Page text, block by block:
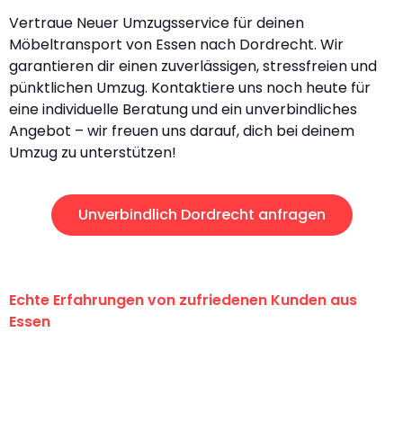
Vertraue Neuer Umzugsservice für deinen
Möbeltransport von Essen nach Dordrecht. Wir
garantieren dir einen zuverlässigen, stressfreien und
pünktlichen Umzug. Kontaktiere uns noch heute für
eine individuelle Beratung und ein unverbindliches
Angebot – wir freuen uns darauf, dich bei deinem
Umzug zu unterstützen!
Unverbindlich Dordrecht anfragen
Echte Erfahrungen von zufriedenen Kunden aus
Essen